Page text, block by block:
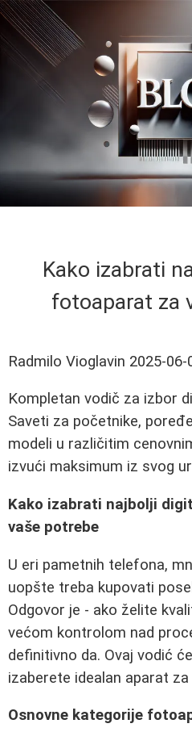
Kako izabrati
fotoaparat za
Radmilo Vioglavin 2025-06-
Kompletan vodič za izbor
Saveti za početnike,
modeli u različitim
izvući maksimum iz svog
Kako izabrati najbolji
vaše potrebe
U eri pametnih telefona,
uopšte treba kupovati
Odgovor je - ako želite
većom kontrolom nad
definitivno da. Ovaj vodić
izaberete idealan aparat
Osnovne kategorije